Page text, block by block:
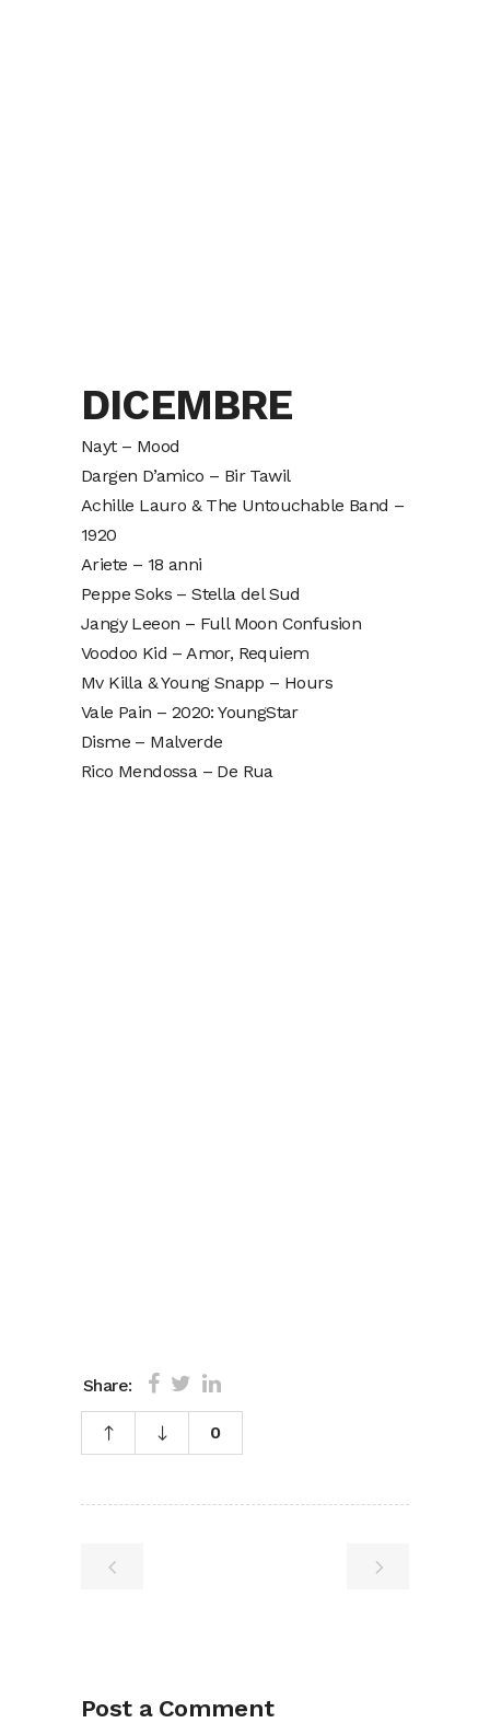
DICEMBRE
Nayt – Mood
Dargen D’amico – Bir Tawil
Achille Lauro & The Untouchable Band –
1920
Ariete – 18 anni
Peppe Soks – Stella del Sud
Jangy Leeon – Full Moon Confusion
Voodoo Kid – Amor, Requiem
Mv Killa & Young Snapp – Hours
Vale Pain – 2020: YoungStar
Disme – Malverde
Rico Mendossa – De Rua
Share:
0
Post a Comment